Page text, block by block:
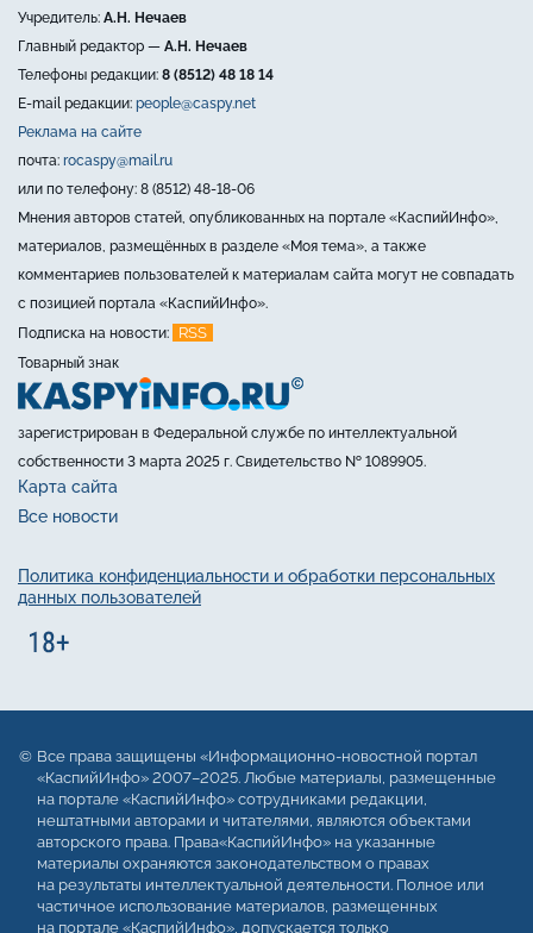
Учредитель: А.Н. Нечаев
Главный редактор — А.Н. Нечаев
Телефоны редакции: 8 (8512) 48 18 14
E-mail редакции: people@caspy.net
Реклама на сайте
почта: rocaspy@mail.ru
или по телефону: 8 (8512) 48-18-06
Мнения авторов статей, опубликованных на портале «КаспийИнфо»,
материалов, размещённых в разделе «Моя тема», а также
комментариев пользователей к материалам сайта могут не совпадать
с позицией портала «КаспийИнфо».
Подписка на новости:
RSS
Товарный знак
зарегистрирован в Федеральной службе по интеллектуальной
собственности 3 марта 2025 г. Свидетельство № 1089905.
Карта сайта
Все новости
Политика конфиденциальности и обработки персональных
данных пользователей
Все права защищены «Информационно-новостной портал
«КаспийИнфо» 2007–2025. Любые материалы, размещенные
на портале «КаспийИнфо» сотрудниками редакции,
нештатными авторами и читателями, являются объектами
авторского права. Права«КаспийИнфо» на указанные
материалы охраняются законодательством о правах
на результаты интеллектуальной деятельности. Полное или
частичное использование материалов, размещенных
на портале «КаспийИнфо», допускается только